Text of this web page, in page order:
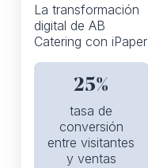
La transformación
digital de AB
Catering con iPaper
25%
tasa de
conversión
entre visitantes
y ventas